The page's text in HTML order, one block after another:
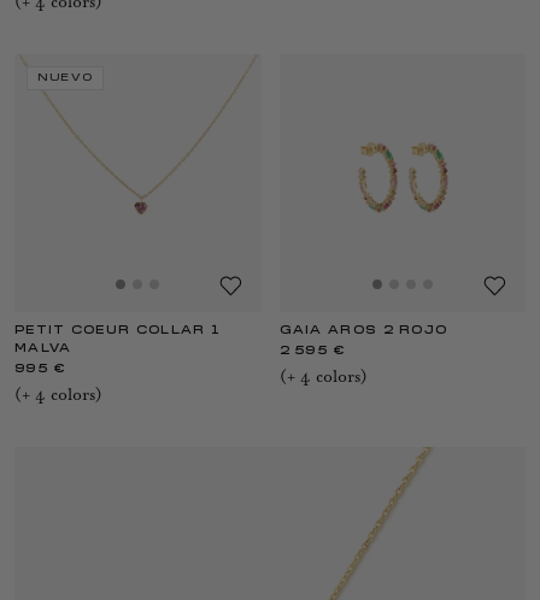
NUEVO
PETIT COEUR COLLAR 1
MALVA
995 €
(+ 4 colors)
GAIA AROS 2 ROJO
2 595 €
(+ 4 colors)